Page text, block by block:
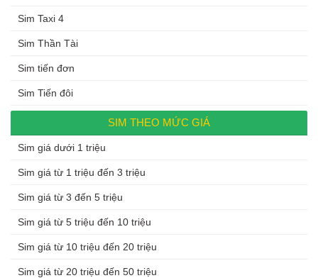
Sim Taxi 4
Sim Thần Tài
Sim tiến đơn
Sim Tiến đôi
SIM THEO MỨC GIÁ
Sim giá dưới 1 triệu
Sim giá từ 1 triệu đến 3 triệu
Sim giá từ 3 đến 5 triệu
Sim giá từ 5 triệu đến 10 triệu
Sim giá từ 10 triệu đến 20 triệu
Sim giá từ 20 triệu đến 50 triệu